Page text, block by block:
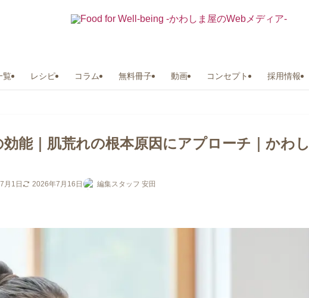
覧 レシピ コラム 無料冊子 動画 コンセプト 採用情報
能｜肌荒れの根本原因にアプローチ｜かわし
月1日 2026年7月16日 編集スタッフ 安田